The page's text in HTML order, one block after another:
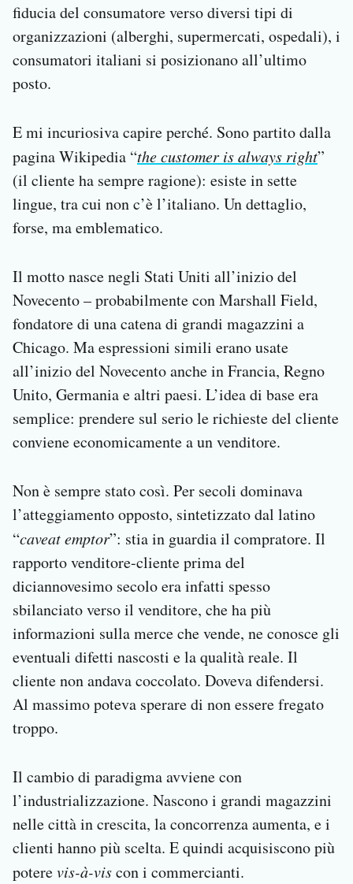
fiducia del consumatore verso diversi tipi di
organizzazioni (alberghi, supermercati, ospedali), i
consumatori italiani si posizionano all’ultimo
posto.
E mi incuriosiva capire perché. Sono partito dalla
pagina Wikipedia “the customer is always right”
(il cliente ha sempre ragione): esiste in sette
lingue, tra cui non c’è l’italiano. Un dettaglio,
forse, ma emblematico.
Il motto nasce negli Stati Uniti all’inizio del
Novecento – probabilmente con Marshall Field,
fondatore di una catena di grandi magazzini a
Chicago. Ma espressioni simili erano usate
all’inizio del Novecento anche in Francia, Regno
Unito, Germania e altri paesi. L’idea di base era
semplice: prendere sul serio le richieste del cliente
conviene economicamente a un venditore.
Non è sempre stato così. Per secoli dominava
l’atteggiamento opposto, sintetizzato dal latino
“caveat emptor”: stia in guardia il compratore. Il
rapporto venditore-cliente prima del
diciannovesimo secolo era infatti spesso
sbilanciato verso il venditore, che ha più
informazioni sulla merce che vende, ne conosce gli
eventuali difetti nascosti e la qualità reale. Il
cliente non andava coccolato. Doveva difendersi.
Al massimo poteva sperare di non essere fregato
troppo.
Il cambio di paradigma avviene con
l’industrializzazione. Nascono i grandi magazzini
nelle città in crescita, la concorrenza aumenta, e i
clienti hanno più scelta. E quindi acquisiscono più
poterevis-à-viscon i commercianti.